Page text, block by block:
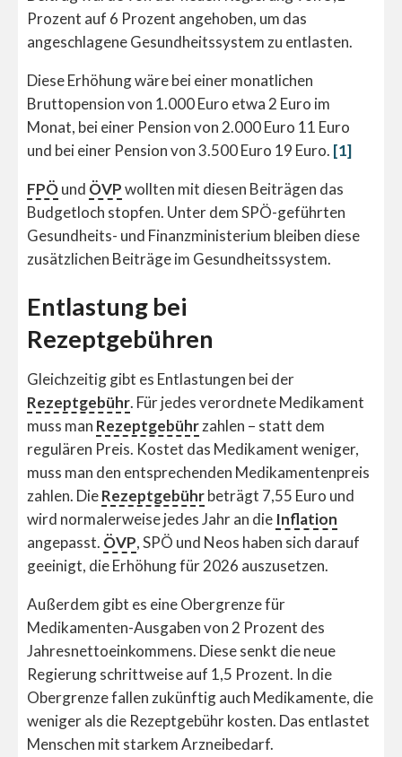
Prozent auf 6 Prozent angehoben, um das
angeschlagene Gesundheitssystem zu entlasten.
Diese Erhöhung wäre bei einer monatlichen
Bruttopension von 1.000 Euro etwa 2 Euro im
Monat, bei einer Pension von 2.000 Euro 11 Euro
und bei einer Pension von 3.500 Euro 19 Euro. [1]
FPÖund ÖVPwollten mit diesen Beiträgen das
Budgetloch stopfen. Unter dem SPÖ-geführten
Gesundheits- und Finanzministerium bleiben diese
zusätzlichen Beiträge im Gesundheitssystem.
Entlastung bei
Rezeptgebühren
Gleichzeitig gibt es Entlastungen bei der
Rezeptgebühr. Für jedes verordnete Medikament
muss man Rezeptgebührzahlen – statt dem
regulären Preis. Kostet das Medikament weniger,
muss man den entsprechenden Medikamentenpreis
zahlen. DieRezeptgebührbeträgt 7,55 Euro und
wird normalerweise jedes Jahr an die Inflation
angepasst. ÖVP, SPÖ und Neos haben sich darauf
geeinigt, die Erhöhung für 2026 auszusetzen.
Außerdem gibt es eine Obergrenze für
Medikamenten-Ausgaben von 2 Prozent des
Jahresnettoeinkommens. Diese senkt die neue
Regierung schrittweise auf 1,5 Prozent. In die
Obergrenze fallen zukünftig auch Medikamente, die
weniger als die Rezeptgebühr kosten. Das entlastet
Menschen mit starkem Arzneibedarf.